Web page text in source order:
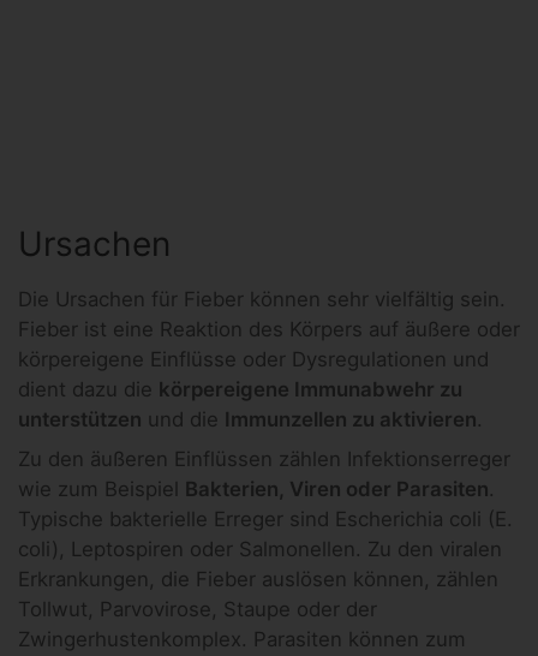
Ursachen
Die Ursachen für Fieber können sehr vielfältig sein.
Fieber ist eine Reaktion des Körpers auf äußere oder
körpereigene Einflüsse oder Dysregulationen und
dient dazu die körpereigene Immunabwehr zu
unterstützen und die Immunzellen zu aktivieren.
Zu den äußeren Einflüssen zählen Infektionserreger
wie zum Beispiel
Bakterien, Viren oder Parasiten.
Typische bakterielle Erreger sind Escherichia coli (E.
coli), Leptospiren oder Salmonellen. Zu den viralen
Erkrankungen, die Fieber auslösen können, zählen
Tollwut, Parvovirose, Staupe oder der
Zwingerhustenkomplex. Parasiten können zum